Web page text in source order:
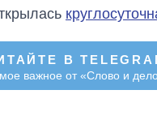
В
важное от «Слово и